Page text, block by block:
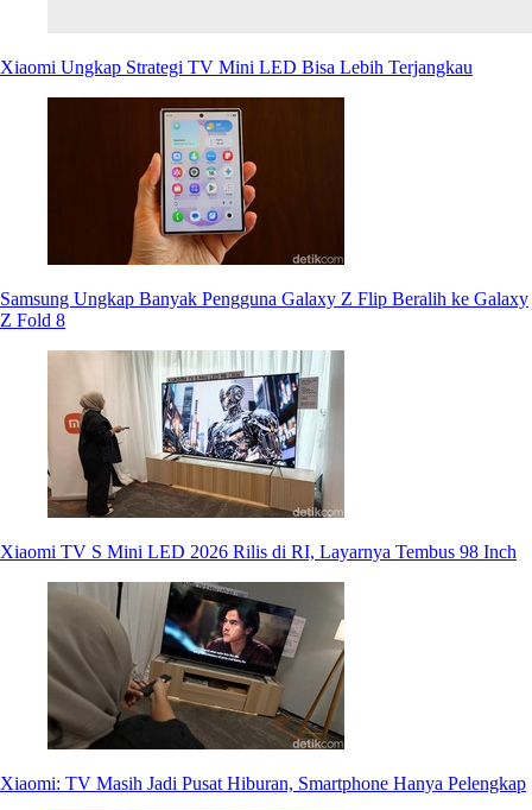
Xiaomi Ungkap Strategi TV Mini LED Bisa Lebih Terjangkau
Samsung Ungkap Banyak Pengguna Galaxy Z Flip Beralih ke Galaxy
Z Fold 8
Xiaomi TV S Mini LED 2026 Rilis di RI, Layarnya Tembus 98 Inch
Xiaomi: TV Masih Jadi Pusat Hiburan, Smartphone Hanya Pelengkap